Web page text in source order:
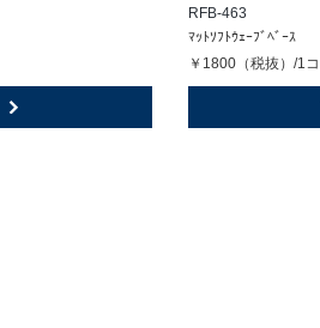
RFB-463
ﾏｯﾄｿﾌﾄｳｪｰﾌﾞﾍﾞｰｽ
￥1800（税抜）/1コ